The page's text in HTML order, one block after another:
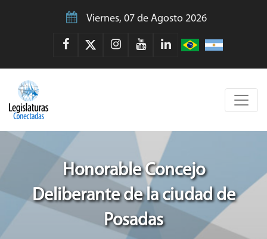
Viernes, 07 de Agosto 2026
Honorable Concejo
Deliberante de la ciudad de
Posadas